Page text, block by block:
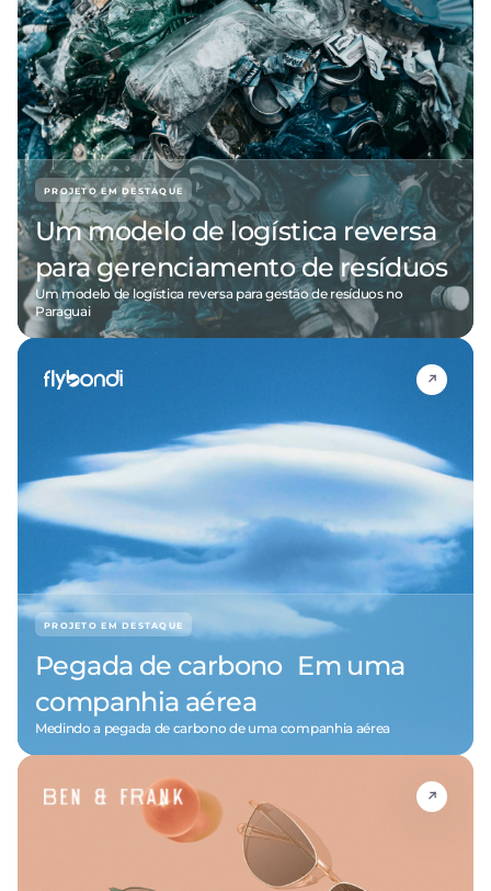
PROJETO EM DESTAQUE
Um modelo de logística reversa
para gerenciamento de resíduos
Um modelo de logística reversa para gestão de resíduos no
Paraguai
PROJETO EM DESTAQUE
Pegada de carbono Em uma
companhia aérea
Medindo a pegada de carbono de uma companhia aérea